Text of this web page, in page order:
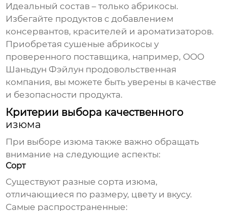
Идеальный состав – только абрикосы.
Избегайте продуктов с добавлением
консервантов, красителей и ароматизаторов.
Приобретая сушеные абрикосы у
проверенного поставщика, например, ООО
Шаньдун Фэйлун продовольственная
компания, вы можете быть уверены в качестве
и безопасности продукта.
Критерии выбора качественного
изюма
При выборе изюма также важно обращать
внимание на следующие аспекты:
Сорт
Существуют разные сорта изюма,
отличающиеся по размеру, цвету и вкусу.
Самые распространенные: